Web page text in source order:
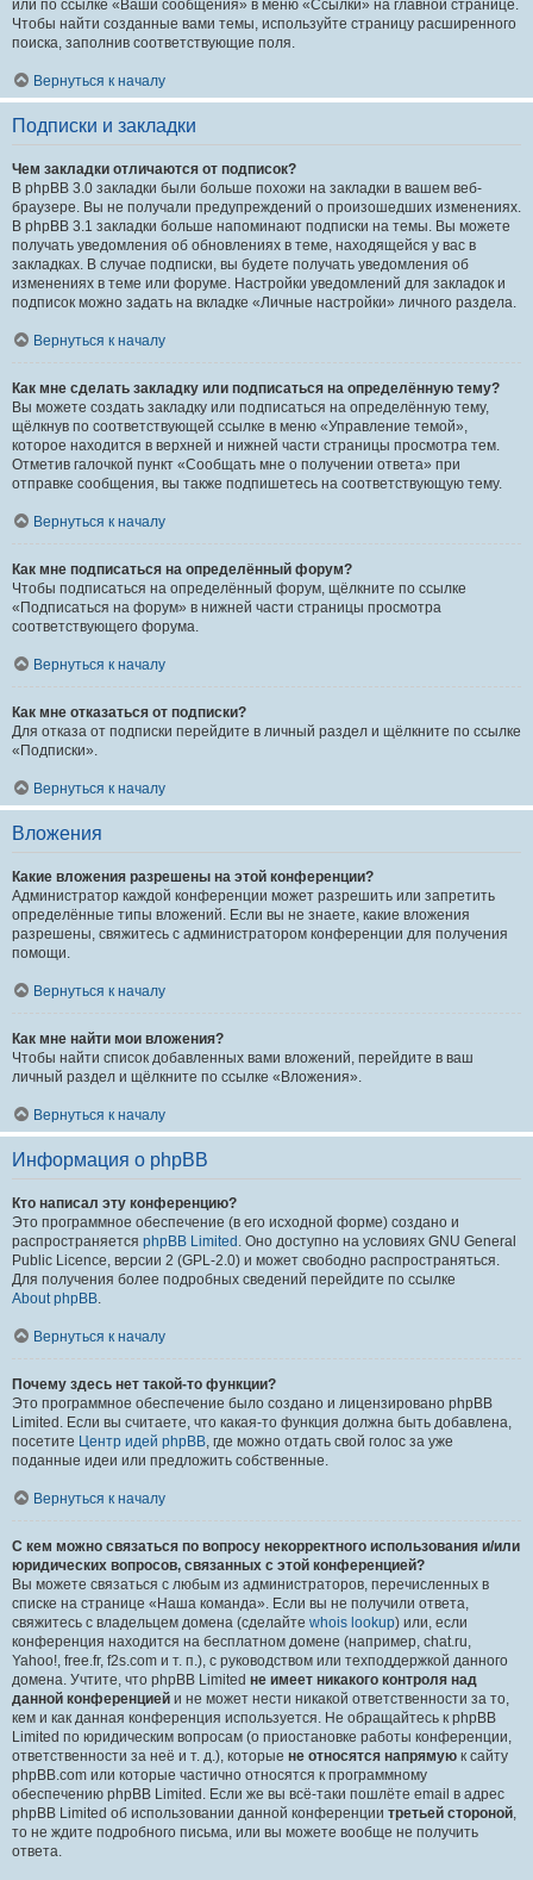
или по ссылке «Ваши сообщения» в меню «Ссылки» на главной странице.
Чтобы найти созданные вами темы, используйте страницу расширенного
поиска, заполнив соответствующие поля.
Вернуться к началу
Подписки и закладки
Чем закладки отличаются от подписок?
В phpBB 3.0 закладки были больше похожи на закладки в вашем веб-
браузере. Вы не получали предупреждений о произошедших изменениях.
В phpBB 3.1 закладки больше напоминают подписки на темы. Вы можете
получать уведомления об обновлениях в теме, находящейся у вас в
закладках. В случае подписки, вы будете получать уведомления об
изменениях в теме или форуме. Настройки уведомлений для закладок и
подписок можно задать на вкладке «Личные настройки» личного раздела.
Вернуться к началу
Как мне сделать закладку или подписаться на определённую тему?
Вы можете создать закладку или подписаться на определённую тему,
щёлкнув по соответствующей ссылке в меню «Управление темой»,
которое находится в верхней и нижней части страницы просмотра тем.
Отметив галочкой пункт «Сообщать мне о получении ответа» при
отправке сообщения, вы также подпишетесь на соответствующую тему.
Вернуться к началу
Как мне подписаться на определённый форум?
Чтобы подписаться на определённый форум, щёлкните по ссылке
«Подписаться на форум» в нижней части страницы просмотра
соответствующего форума.
Вернуться к началу
Как мне отказаться от подписки?
Для отказа от подписки перейдите в личный раздел и щёлкните по ссылке
«Подписки».
Вернуться к началу
Вложения
Какие вложения разрешены на этой конференции?
Администратор каждой конференции может разрешить или запретить
определённые типы вложений. Если вы не знаете, какие вложения
разрешены, свяжитесь с администратором конференции для получения
помощи.
Вернуться к началу
Как мне найти мои вложения?
Чтобы найти список добавленных вами вложений, перейдите в ваш
личный раздел и щёлкните по ссылке «Вложения».
Вернуться к началу
Информация о phpBB
Кто написал эту конференцию?
Это программное обеспечение (в его исходной форме) создано и
распространяется phpBB Limited . Оно доступно на условиях GNU General
Public Licence, версии 2 (GPL-2.0) и может свободно распространяться.
Для получения более подробных сведений перейдите по ссылке
About phpBB.
Вернуться к началу
Почему здесь нет такой-то функции?
Это программное обеспечение было создано и лицензировано phpBB
Limited. Если вы считаете, что какая-то функция должна быть добавлена,
посетите Центр идей phpBB, где можно отдать свой голос за уже
поданные идеи или предложить собственные.
Вернуться к началу
С кем можно связаться по вопросу некорректного использования и/или
юридических вопросов, связанных с этой конференцией?
Вы можете связаться с любым из администраторов, перечисленных в
списке на странице «Наша команда». Если вы не получили ответа,
свяжитесь с владельцем домена (сделайте whois lookup) или, если
конференция находится на бесплатном домене (например, chat.ru,
Yahoo!, free.fr, f2s.com и т. п.), с руководством или техподдержкой данного
домена. Учтите, что phpBB Limited не имеет никакого контроля над
данной конференцией и не может нести никакой ответственности за то,
кем и как данная конференция используется. Не обращайтесь к phpBB
Limited по юридическим вопросам (о приостановке работы конференции,
ответственности за неё и т. д.), которые не относятся напрямую к сайту
phpBB.com или которые частично относятся к программному
обеспечению phpBB Limited. Если же вы всё-таки пошлёте email в адрес
phpBB Limited об использовании данной конференции третьей стороной,
то не ждите подробного письма, или вы можете вообще не получить
ответа.